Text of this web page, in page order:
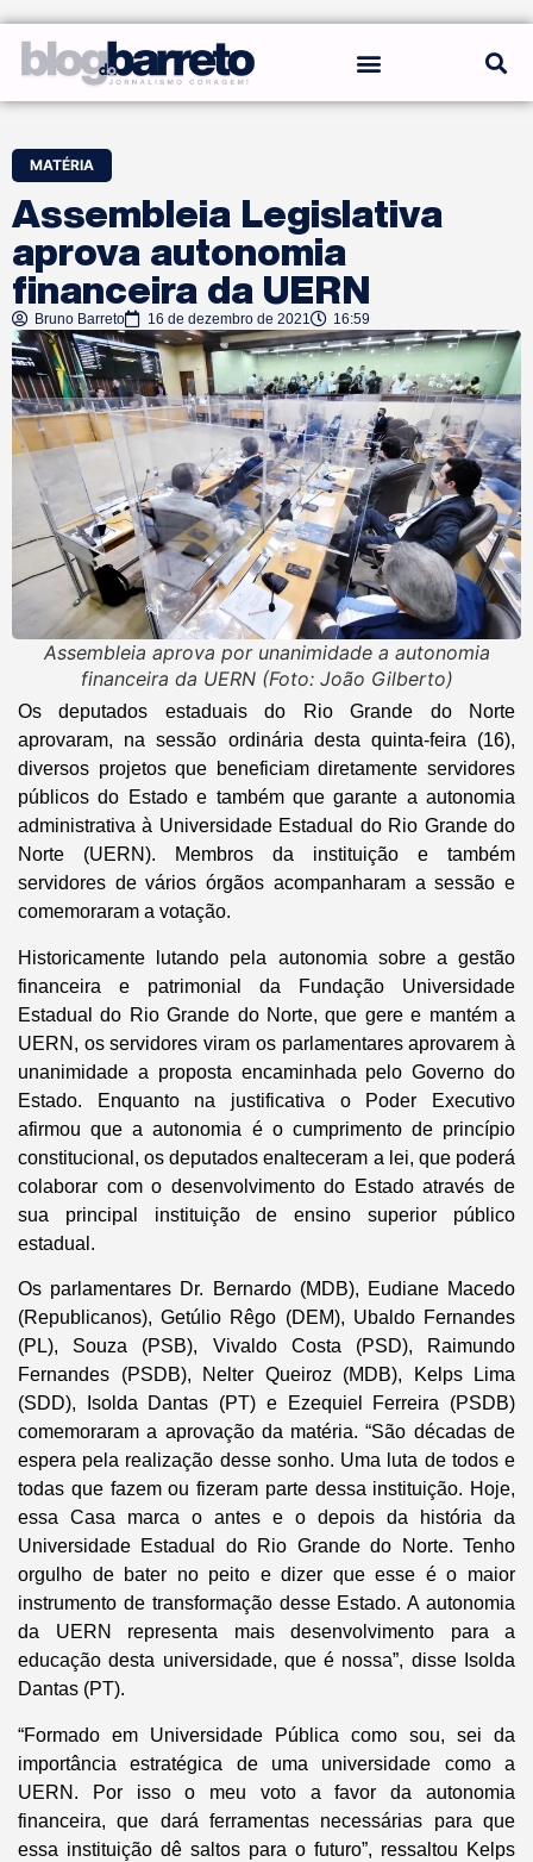
MATÉRIA
Assembleia Legislativa
aprova autonomia
financeira da UERN
Bruno Barreto 16 de dezembro de 2021 16:59
Assembleia aprova por unanimidade a autonomia
financeira da UERN (Foto: João Gilberto)
Os deputados estaduais do Rio Grande do Norte
aprovaram, na sessão ordinária desta quinta-feira (16),
diversos projetos que beneficiam diretamente servidores
públicos do Estado e também que garante a autonomia
administrativa à Universidade Estadual do Rio Grande do
Norte (UERN). Membros da instituição e também
servidores de vários órgãos acompanharam a sessão e
comemoraram a votação.
Historicamente lutando pela autonomia sobre a gestão
financeira e patrimonial da Fundação Universidade
Estadual do Rio Grande do Norte, que gere e mantém a
UERN, os servidores viram os parlamentares aprovarem à
unanimidade a proposta encaminhada pelo Governo do
Estado. Enquanto na justificativa o Poder Executivo
afirmou que a autonomia é o cumprimento de princípio
constitucional, os deputados enalteceram a lei, que poderá
colaborar com o desenvolvimento do Estado através de
sua principal instituição de ensino superior público
estadual.
Os parlamentares Dr. Bernardo (MDB), Eudiane Macedo
(Republicanos), Getúlio Rêgo (DEM), Ubaldo Fernandes
(PL), Souza (PSB), Vivaldo Costa (PSD), Raimundo
Fernandes (PSDB), Nelter Queiroz (MDB), Kelps Lima
(SDD), Isolda Dantas (PT) e Ezequiel Ferreira (PSDB)
comemoraram a aprovação da matéria. “São décadas de
espera pela realização desse sonho. Uma luta de todos e
todas que fazem ou fizeram parte dessa instituição. Hoje,
essa Casa marca o antes e o depois da história da
Universidade Estadual do Rio Grande do Norte. Tenho
orgulho de bater no peito e dizer que esse é o maior
instrumento de transformação desse Estado. A autonomia
da UERN representa mais desenvolvimento para a
educação desta universidade, que é nossa”, disse Isolda
Dantas (PT).
“Formado em Universidade Pública como sou, sei da
importância estratégica de uma universidade como a
UERN. Por isso o meu voto a favor da autonomia
financeira, que dará ferramentas necessárias para que
essa instituição dê saltos para o futuro”, ressaltou Kelps